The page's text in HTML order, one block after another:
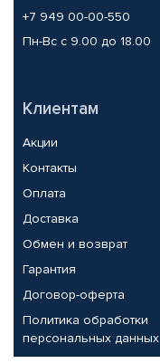
+7 949 00-00-550
Пн-Вс с 9.00 до 18.00
Клиентам
Акции
Контакты
Оплата
Доставка
Обмен и возврат
Гарантия
Договор-оферта
Политика обработки
персональных данных